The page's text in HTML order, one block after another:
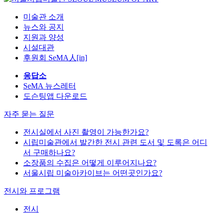
미술관 소개
뉴스와 공지
지원과 양성
시설대관
후원회 SeMA人[in]
응답소
SeMA 뉴스레터
도슨팅앱 다운로드
자주 묻는 질문
전시실에서 사진 촬영이 가능한가요?
시립미술관에서 발간한 전시 관련 도서 및 도록은 어디
서 구매하나요?
소장품의 수집은 어떻게 이루어지나요?
서울시립 미술아카이브는 어떤곳인가요?
전시와 프로그램
전시